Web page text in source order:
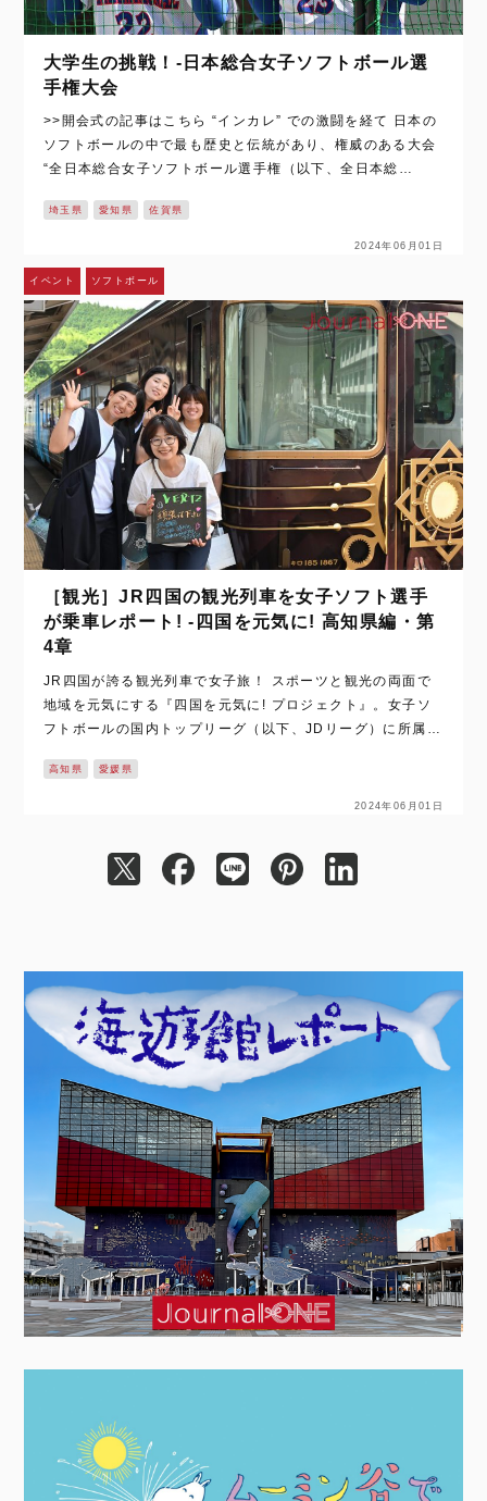
大学生の挑戦！-日本総合女子ソフトボール選
手権大会
>>開会式の記事はこちら “インカレ” での激闘を経て 日本の
ソフトボールの中で最も歴史と伝統があり、権威のある大会
“全日本総合女子ソフトボール選手権（以下、全日本総
豪32チームが “日…
埼玉県 愛知県 佐賀県
2024年06月01日
イベント ソフトボール
［観光］JR四国の観光列車を女子ソフト選手
が乗車レポート! -四国を元気に! 高知県編・第
4章
JR四国が誇る観光列車で女子旅！ スポーツと観光の両面で
地域を元気にする『四国を元気に! プロジェクト』。女子ソ
フトボールの国内トップリーグ（以下、JDリーグ）に所属し
ールズ（以下、ヴェールズ）と、四…
高知県 愛媛県
2024年06月01日